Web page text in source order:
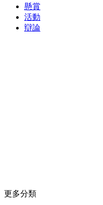
懸賞
活動
辯論
更多分類